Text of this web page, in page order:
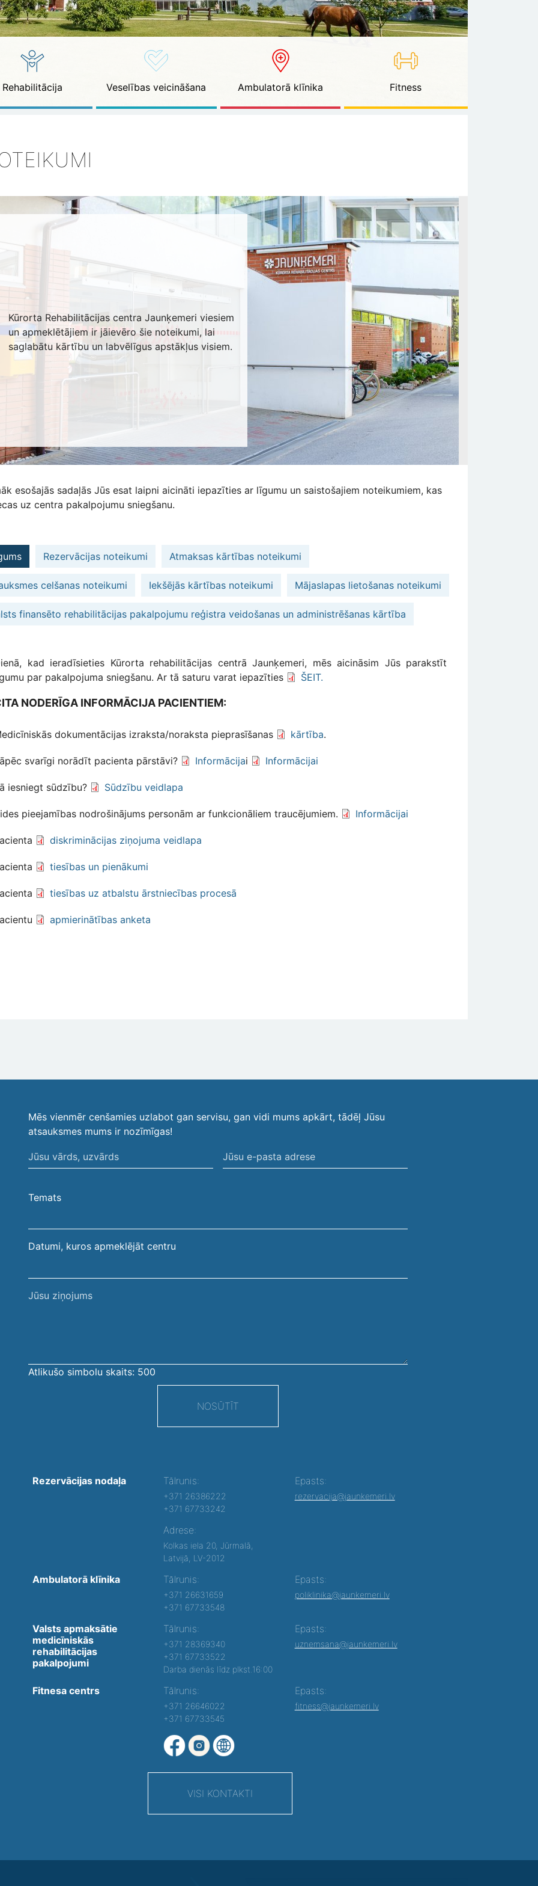
Rehabilitācija Veselības veicināšana Ambulatorā klīnika Fitness
Kūrorta Rehabilitācijas centra Jaunķemeri viesiem
un apmeklētājiem ir jāievēro šie noteikumi, lai
saglabātu kārtību un labvēlīgus apstākļus visiem.
esošajās sadaļās Jūs esat laipni aicināti iepazīties ar līgumu un saistošajiem noteikumiem, kas
uz centra pakalpojumu sniegšanu.
Rezervācijas noteikumi Atmaksas kārtības noteikumi
celšanas noteikumi Iekšējās kārtības noteikumi Mājaslapas lietošanas noteikumi
finansēto rehabilitācijas pakalpojumu reģistra veidošanas un administrēšanas kārtība
kad ieradīsieties Kūrorta rehabilitācijas centrā Jaunķemeri, mēs aicināsim Jūs parakstīt
par pakalpojuma sniegšanu. Ar tā saturu varat iepazīties
ŠEIT.
NODERĪGA INFORMĀCIJA PACIENTIEM:
dokumentācijas izraksta/noraksta pieprasīšanas kārtība.
svarīgi norādīt pacienta pārstāvi? Informācijai Informācijai
iesniegt sūdzību? Sūdzību veidlapa
pieejamības nodrošinājums personām ar funkcionāliem traucējumiem. Informācijai
diskriminācijas ziņojuma veidlapa
tiesības un pienākumi
tiesības uz atbalstu ārstniecības procesā
apmierinātības anketa
Mēs vienmēr cenšamies uzlabot gan servisu, gan vidi mums apkārt, tādēļ Jūsu
atsauksmes mums ir nozīmīgas!
Jūsu
vārds,
Jūsu
e-
Temats
Datumi, kuros apmeklējāt centru
Jūsu
Atlikušo simbolu skaits: 500
NOSŪTĪT
Rezervācijas nodaļa Tālrunis:
+371 26386222
+371 67733242
Adrese:
Kolkas iela 20, Jūrmalā,
Latvijā, LV-2012
Epasts:
rezervacija@jaunkemeri.lv
Ambulatorā klīnika Tālrunis:
+371 26631659
+371 67733548
Epasts:
poliklinika@jaunkemeri.lv
Valsts apmaksātie
medicīniskās
rehabilitācijas
pakalpojumi
Tālrunis:
+371 28369340
+371 67733522
Darba dienās līdz plkst.16:00
Epasts:
uznemsana@jaunkemeri.lv
Fitnesa centrs Tālrunis:
+371 26646022
+371 67733545
Epasts:
fitness@jaunkemeri.lv
VISI KONTAKTI